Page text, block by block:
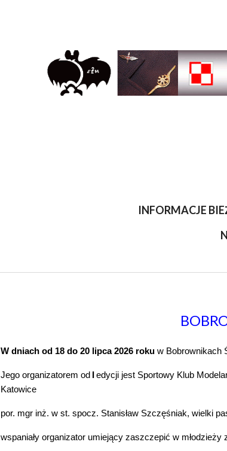
INFORMACJE
W dniach od 18 do 20 lipca2026 rokuw Bobrownikach
Jego organizatorem od
edycji jest Sportowy Klub
Katowice
por. mgr inż. w st. spocz. Stanisław Szczęśniak, wielki
wspaniały organizator umiejący zaszczepić w młodzieży